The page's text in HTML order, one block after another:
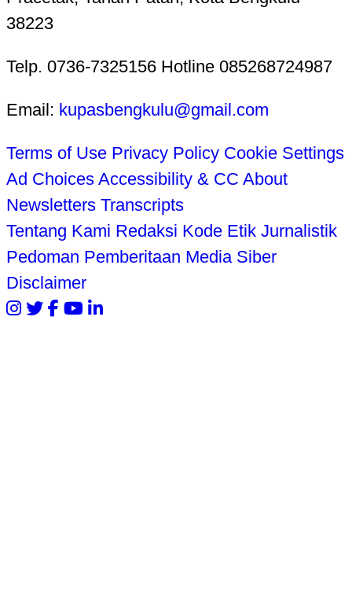
38223
Telp. 0736-7325156 Hotline 085268724987
Email: kupasbengkulu@gmail.com
Terms of Use Privacy Policy Cookie Settings
Ad Choices Accessibility & CC About
Newsletters Transcripts
Tentang Kami Redaksi Kode Etik Jurnalistik
Pedoman Pemberitaan Media Siber
Disclaimer